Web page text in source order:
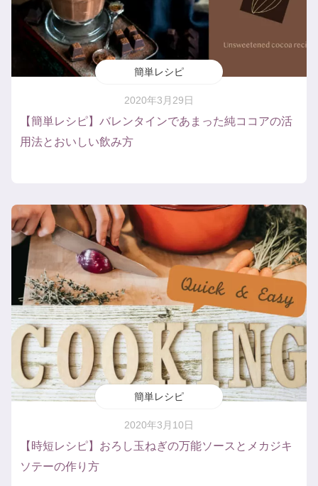
簡単レシピ
2020年3月29日
【簡単レシピ】バレンタインであまった純ココアの活
用法とおいしい飲み方
簡単レシピ
2020年3月10日
【時短レシピ】おろし玉ねぎの万能ソースとメカジキ
ソテーの作り方